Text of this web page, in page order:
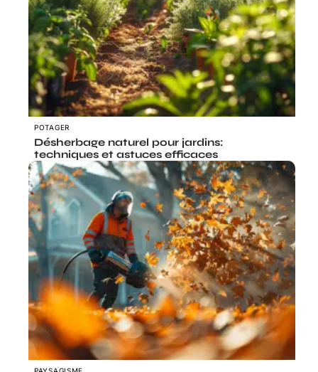
POTAGER
Désherbage naturel pour jardins:
techniques et astuces efficaces